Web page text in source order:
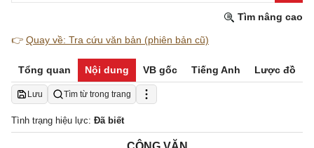
Tìm nâng cao
👉 Quay về: Tra cứu văn bản (phiên bản cũ)
Tổng quan Nội dung VB gốc Tiếng Anh Lược đồ
Lưu Tìm từ trong trang
Tình trạng hiệu lực: Đã biết